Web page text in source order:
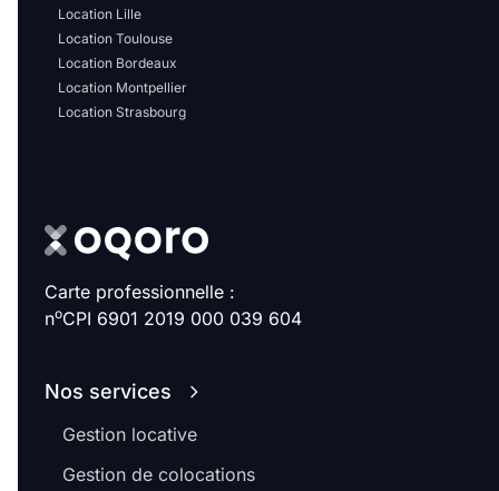
Location Lille
Location Toulouse
Location Bordeaux
Location Montpellier
Location Strasbourg
Carte professionnelle :
noCPI 6901 2019 000 039 604
Nos services
Gestion locative
Gestion de colocations